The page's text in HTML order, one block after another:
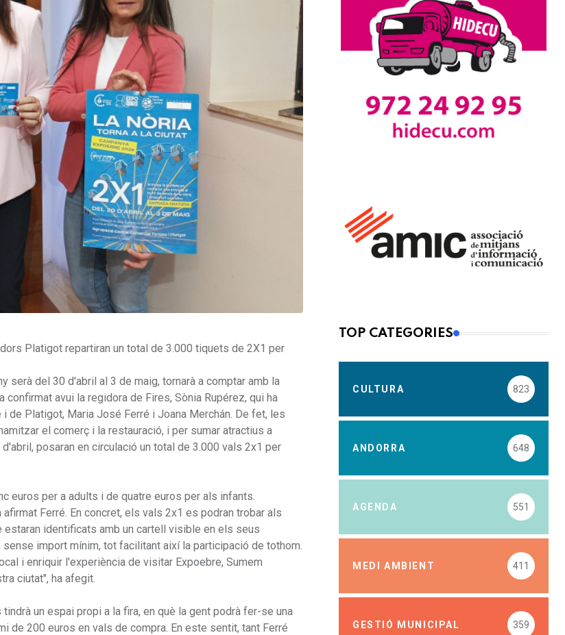
Platigot repartiran un total de 3.000 tiquets de 2X1 per
serà del 30 d'abril al 3 de maig, tornarà a comptar amb la
avui la regidora de Fires, Sònia Rupérez, qui ha
de Platigot, Maria José Ferré i Joana Merchán. De fet, les
el comerç i la restauració, i per sumar atractius a
posaran en circulació un total de 3.000 vals 2x1 per
euros per a adults i de quatre euros per als infants.
Ferré. En concret, els vals 2x1 es podran trobar als
identificats amb un cartell visible en els seus
import mínim, tot facilitant així la participació de tothom.
i enriquir l'experiència de visitar Expoebre, Sumem
ciutat", ha afegit.
un espai propi a la fira, en què la gent podrà fer-se una
de 200 euros en vals de compra. En este sentit, tant Ferré
TOP CATEGORIES
CULTURA 823
ANDORRA 648
AGENDA 551
MEDI AMBIENT 411
GESTIÓ MUNICIPAL 359